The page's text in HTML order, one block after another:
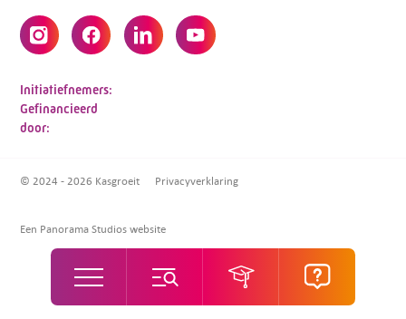
Initiatiefnemers:
Gefinancieerd
door:
© 2024 - 2026 Kasgroeit Privacyverklaring
Een Panorama Studios website